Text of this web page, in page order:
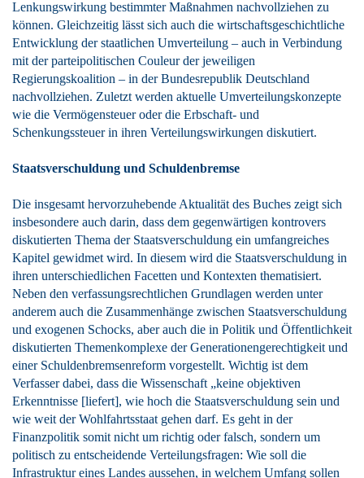
Lenkungswirkung bestimmter Maßnahmen nachvollziehen zu
können. Gleichzeitig lässt sich auch die wirtschaftsgeschichtliche
Entwicklung der staatlichen Umverteilung – auch in Verbindung
mit der parteipolitischen Couleur der jeweiligen
Regierungskoalition – in der Bundesrepublik Deutschland
nachvollziehen. Zuletzt werden aktuelle Umverteilungskonzepte
wie die Vermögensteuer oder die Erbschaft- und
Schenkungssteuer in ihren Verteilungswirkungen diskutiert.
Staatsverschuldung und Schuldenbremse
Die insgesamt hervorzuhebende Aktualität des Buches zeigt sich
insbesondere auch darin, dass dem gegenwärtigen kontrovers
diskutierten Thema der Staatsverschuldung ein umfangreiches
Kapitel gewidmet wird. In diesem wird die Staatsverschuldung in
ihren unterschiedlichen Facetten und Kontexten thematisiert.
Neben den verfassungsrechtlichen Grundlagen werden unter
anderem auch die Zusammenhänge zwischen Staatsverschuldung
und exogenen Schocks, aber auch die in Politik und Öffentlichkeit
diskutierten Themenkomplexe der Generationengerechtigkeit und
einer Schuldenbremsenreform vorgestellt. Wichtig ist dem
Verfasser dabei, dass die Wissenschaft „keine objektiven
Erkenntnisse [liefert], wie hoch die Staatsverschuldung sein und
wie weit der Wohlfahrtsstaat gehen darf. Es geht in der
Finanzpolitik somit nicht um richtig oder falsch, sondern um
politisch zu entscheidende Verteilungsfragen: Wie soll die
Infrastruktur eines Landes aussehen, in welchem Umfang sollen